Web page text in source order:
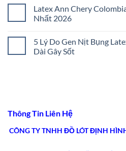
Quyết
Chọn
Gen
Nịt
Bụng
5
Bước
Chuẩn
bình
luận
ở
Gen
Nịt
Bụng
2026
Latex Ann Chery
Nhất 2026
bình
luận
ở
Eo
Nhất
2026
5 Lý Do Gen Nịt Bụng
Dài Gây Sốt
Gen
Bụng
Latex
Thông Tin Liên Hệ
CÔNG TY TNHH ĐỒ LÓT ĐỊNH